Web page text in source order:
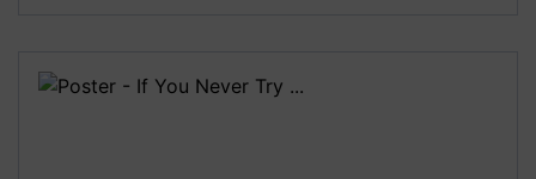
möglich!**